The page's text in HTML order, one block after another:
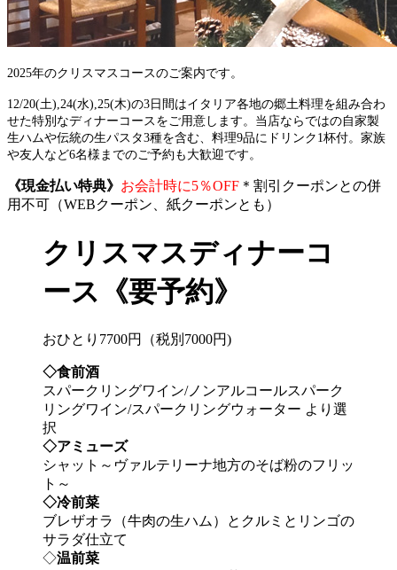
2025年のクリスマスコースのご案内です。
12/20(土),24(水),25(木)の3日間はイタリア各地の郷土料理を組み合わ
せた特別なディナーコースをご用意します。当店ならではの自家製
生ハムや伝統の生パスタ3種を含む、料理9品にドリンク1杯付。家族
や友人など6名様までのご予約も大歓迎です。
《現金払い特典》 お会計時に5％OFF ＊割引クーポンとの併
用不可（WEBクーポン、紙クーポンとも）
クリスマスディナーコ
ース《要予約》
おひとり7700円（税別7000円)
◇食前酒
スパークリングワイン/ノンアルコールスパーク
リングワイン/スパークリングウォーター より選
択
◇アミューズ
シャット～ヴァルテリーナ地方のそば粉のフリッ
ト～
◇冷前菜
ブレザオラ（牛肉の生ハム）とクルミとリンゴの
サラダ仕立て
◇温前菜